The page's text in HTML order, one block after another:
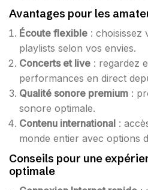
Avantages pour les
Écoute flexible : choisissez
playlists selon vos envies.
Concerts et live : regardez
performances en direct
Qualité sonore premium :
sonore optimale.
Contenu international :
monde entier avec options
Conseils pour une
optimale